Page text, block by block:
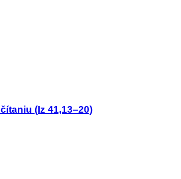
(Iz 41,13–20)